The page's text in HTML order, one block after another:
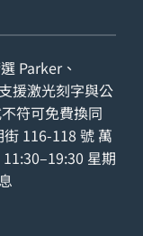
Parker、
援激光刻字與公
符可免費換同
116-118 號 萬
星期